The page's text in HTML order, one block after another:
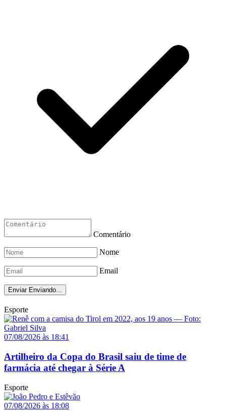
Comentário
Nome
Email
Enviar Enviando...
Esporte
07/08/2026 às 18:41
Artilheiro da Copa do Brasil saiu de time de
farmácia até chegar à Série A
Esporte
07/08/2026 às 18:08